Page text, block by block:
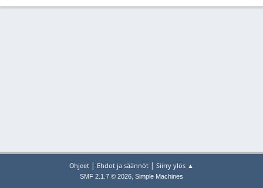
Ohjeet | Ehdot ja säännöt | Siirry ylös ▲
SMF 2.1.7 © 2026, Simple Machines